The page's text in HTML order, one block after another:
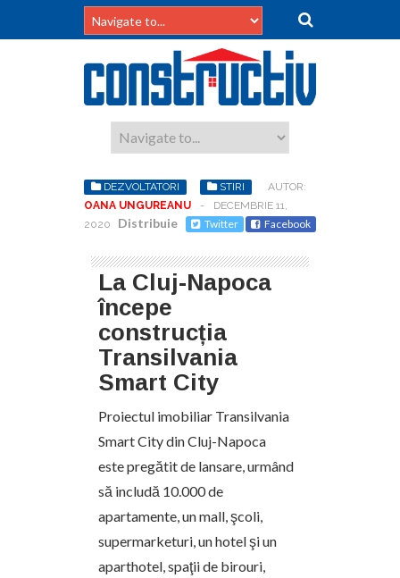
DEZVOLTATORI STIRI
AUTOR:
OANA UNGUREANU
-
DECEMBRIE 11,
2020
Distribuie Twitter Facebook
La Cluj-Napoca
începe
construcția
Transilvania
Smart City
Proiectul imobiliar Transilvania
Smart City din Cluj-Napoca
este pregătit de lansare, urmând
să includă 10.000 de
apartamente, un mall, şcoli,
supermarketuri, un hotel şi un
aparthotel, spaţii de birouri,